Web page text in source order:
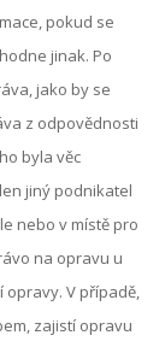
pokud se
jinak. Po
jako by se
z odpovědnosti
byla věc
jiný podnikatel
nebo v místě pro
na opravu u
V případě,
zajistí opravu